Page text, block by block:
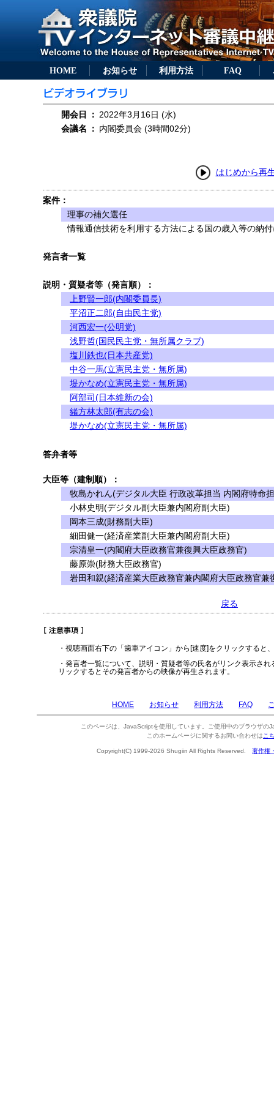
HOME お知らせ 利用方法 FAQ
開会日 ： 2022年3月16日 (水)
会議名
： 内閣委員会 (3時間02分)
はじめから再
案件：
理事の補欠選任
情報通信技術を利用する方法による国の歳入等の納
発言者一覧
説明・質疑者等（発言順）：
上野賢一郎(内閣委員長)
平沼正二郎(自由民主党)
河西宏一(公明党)
浅野哲(国民民主党・無所属クラブ)
塩川鉄也(日本共産党)
中谷一馬(立憲民主党・無所属)
堤かなめ(立憲民主党・無所属)
阿部司(日本維新の会)
緒方林太郎(有志の会)
堤かなめ(立憲民主党・無所属)
答弁者等
大臣等（建制順）：
牧島かれん(デジタル大臣 行政改革担当 内閣府特命
小林史明(デジタル副大臣兼内閣府副大臣)
岡本三成(財務副大臣)
細田健一(経済産業副大臣兼内閣府副大臣)
宗清皇一(内閣府大臣政務官兼復興大臣政務官)
藤原崇(財務大臣政務官)
岩田和親(経済産業大臣政務官兼内閣府大臣政務官兼
戻る
・視聴画面右下の「歯車アイコン」から[速度]をクリックすると
・発言者一覧について、説明・質疑者等の氏名がリンク表示さ
リックするとその発言者からの映像が再生されます。
HOME お知らせ 利用方法 FAQ
このページは、JavaScriptを使用しています。ご使用中のブラウザの
このホームページに関するお問い合わせは こ
Copyright(C) 1999-2026 Shugiin All Rights Reserved. 著作権